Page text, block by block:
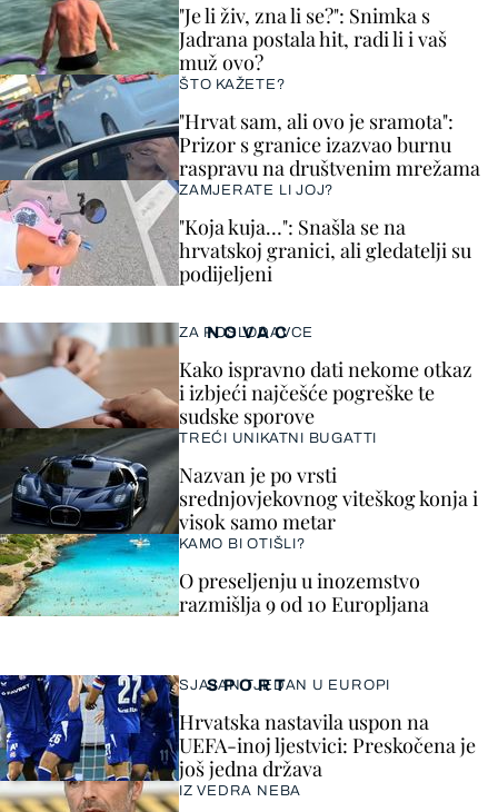
"Je li živ, zna li se?": Snimka s
Jadrana postala hit, radi li i vaš
muž ovo?
ŠTO KAŽETE?
"Hrvat sam, ali ovo je sramota":
Prizor s granice izazvao burnu
raspravu na društvenim mrežama
ZAMJERATE LI JOJ?
"Koja kuja…": Snašla se na
hrvatskoj granici, ali gledatelji su
podijeljeni
SPORT
SJAJAN TJEDAN U EUROPI
Hrvatska nastavila uspon na
UEFA-inoj ljestvici: Preskočena je
još jedna država
IZ VEDRA NEBA
NOVAC
ZA POSLODAVCE
Kako ispravno dati nekome otkaz
i izbjeći najčešće pogreške te
sudske sporove
TREĆI UNIKATNI BUGATTI
Nazvan je po vrsti
srednjovjekovnog viteškog konja i
visok samo metar
KAMO BI OTIŠLI?
O preseljenju u inozemstvo
razmišlja 9 od 10 Europljana